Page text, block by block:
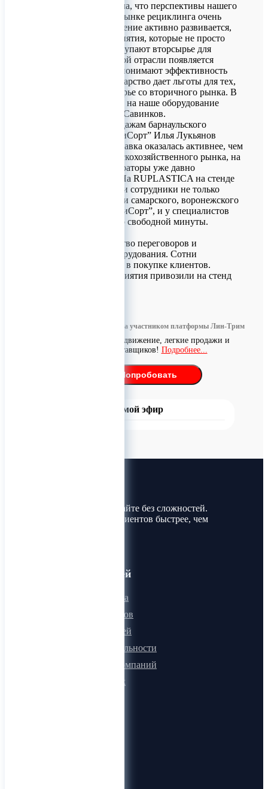
“Выставка показала, что перспективы нашего
оборудования на рынке рециклинга очень
хорошие. Направление активно развивается,
создаются предприятия, которые не просто
собирают, но и закупают вторсырье для
переработки. В этой отрасли появляется
экономика, люди понимают эффективность
процессов, а государство дает льготы для тех,
кто использует сырье со вторичного рынка. В
связи с этим спрос на наше оборудование
растет”, - говорит Савинков.
Менеджер по продажам барнаульского
подразделения “СиСорт” Илья Лукьянов
отмечает, что выставка оказалась активнее, чем
мероприятия сельскохозяйственного рынка, на
котором фотосепараторы уже давно
распространены. На RUPLASTICA на стенде
компании работали сотрудники не только
барнаульского, но и самарского, воронежского
подразделений “СиСорт”, и у специалистов
буквально не было свободной минуты.
“Провели множество переговоров и
демонстраций оборудования. Сотни
заинтересованных в покупке клиентов.
Некоторые предприятия привозили на стенд
Информация размещена участником платформы Лин-Трим
Бесплатное продвижение, легкие продажи и
поиск поставщиков! Подробнее...
Попробовать
Прямой эфир
Покупайте и продавайте без сложностей.
Найдите товары и клиентов быстрее, чем
Для пользователей
Онлайн визитка
Для поставщиков
Для покупателей
Программа лояльности
Микроблоги компаний
Быстрый поиск